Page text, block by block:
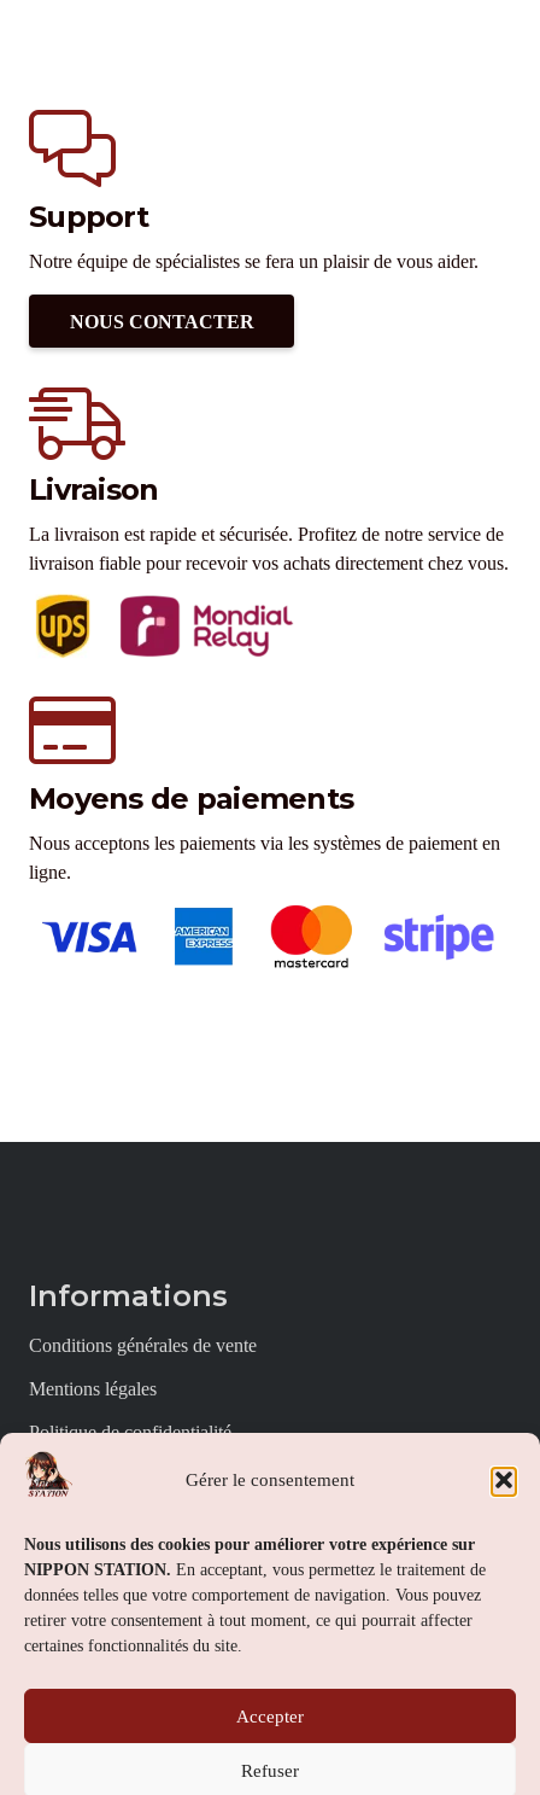
Gérer le consentement
Nous utilisons des cookies pour améliorer votre expérience sur
NIPPON STATION. En acceptant, vous permettez le traitement de
données telles que votre comportement de navigation. Vous pouvez
retirer votre consentement à tout moment, ce qui pourrait affecter
certaines fonctionnalités du site.
Accepter
Refuser
Support
Notre équipe de spécialistes se fera un plaisir de vous aider.
NOUS CONTACTER
Livraison
La livraison est rapide et sécurisée. Profitez de notre service de
livraison fiable pour recevoir vos achats directement chez vous.
Moyens de paiements
Nous acceptons les paiements via les systèmes de paiement en
ligne.
Informations
Conditions générales de vente
Mentions légales
Politique de confidentialité
Politique de cookies (UE)
Nippon Station
À propos
FAQs
Contact